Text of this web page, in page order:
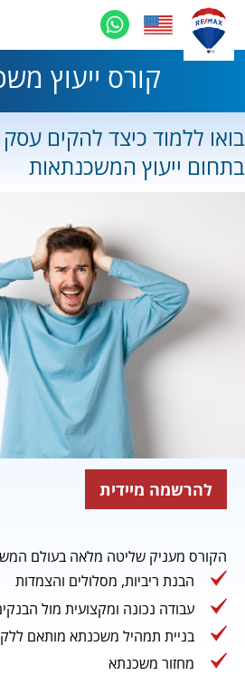
קורס ייעוץ
בואו ללמוד כיצד להקים
בתחום ייעוץ המשכנתאות
להרשמה מיידית
הקורס מעניק שליטה מלאה בעולם
הבנת ריביות, מסלולים והצמדות
עבודה נכונה ומקצועית מול
בניית תמהיל משכנתא מותאם
מחזור משכנתא